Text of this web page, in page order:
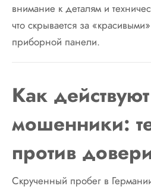
внимание к деталям и
что скрывается за
приборной панели.
Как действуют
мошенники:
против
Скрученный пробег в